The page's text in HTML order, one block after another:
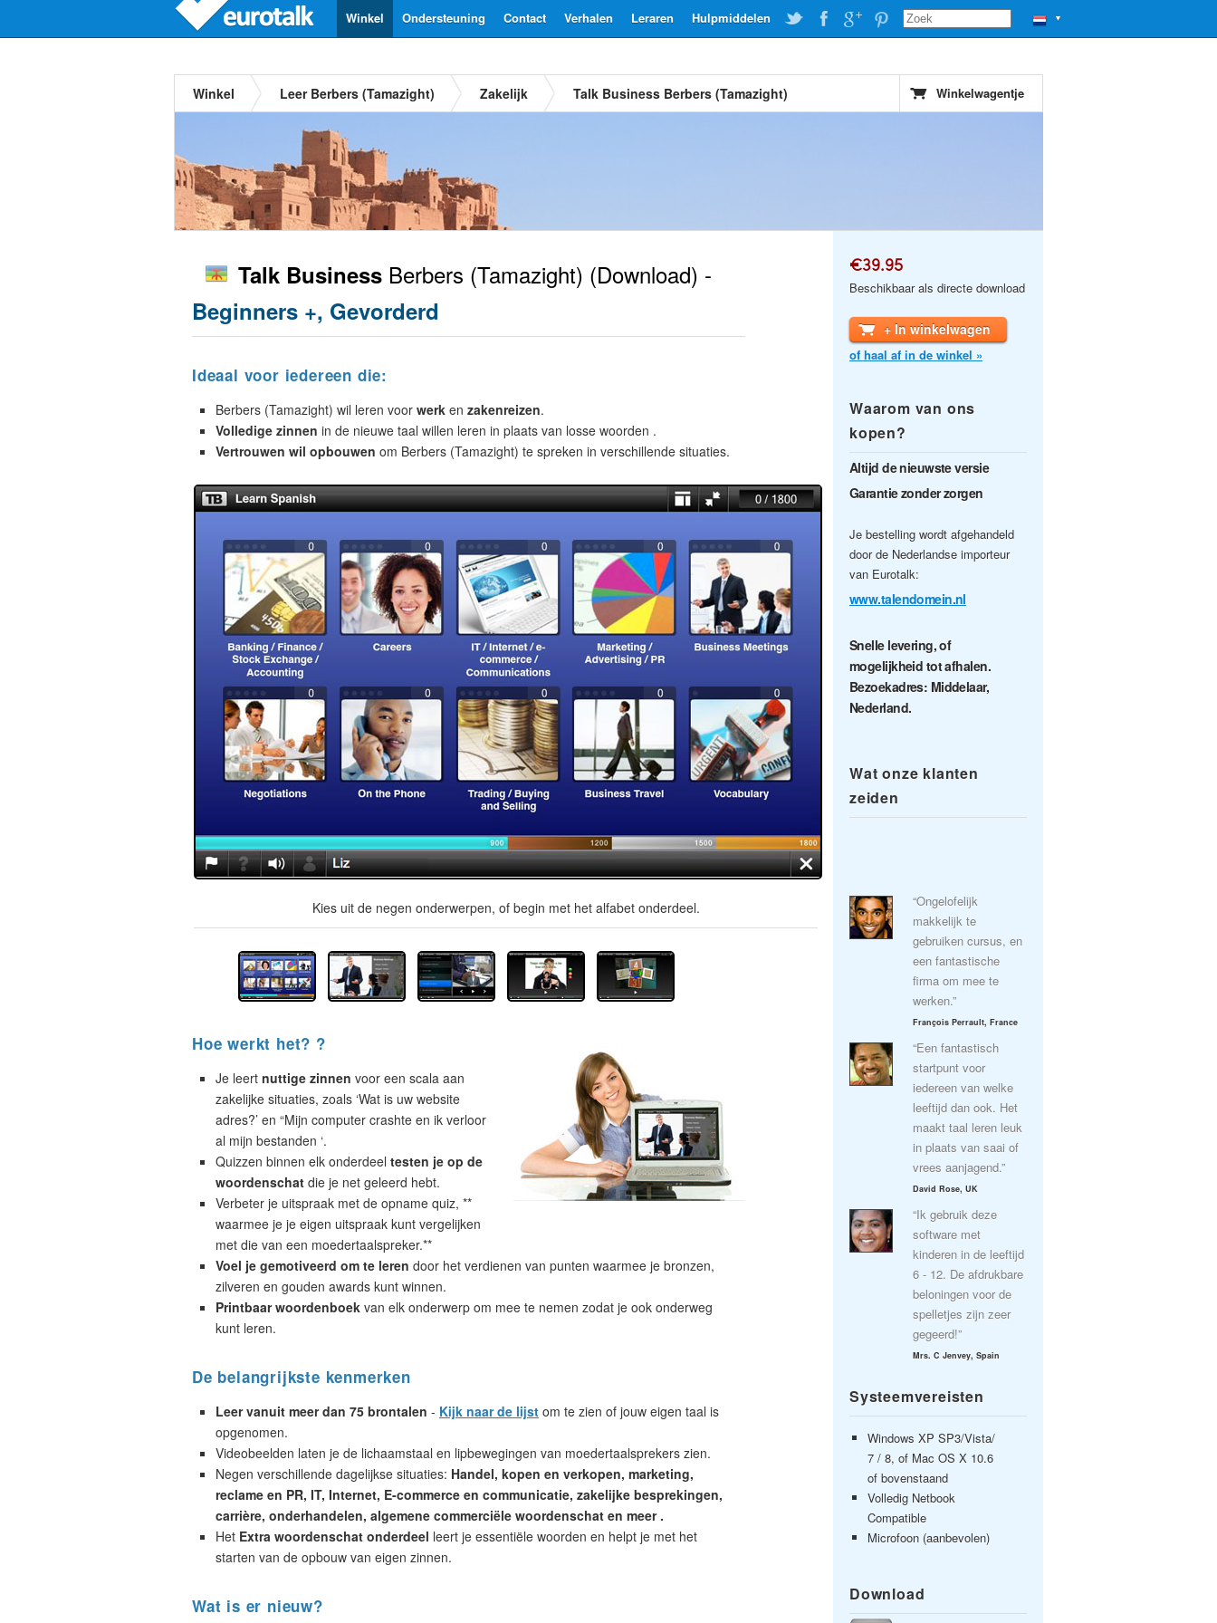
▼
Hulpmiddelen
Leraren
Verhalen
Contact
Ondersteuning
Winkel
Winkel Leer Berbers (Tamazight) Zakelijk Talk Business Berbers (Tamazight) Winkelwagentje
Talk Business Berbers (Tamazight) (Download) -
Beginners +, Gevorderd
Ideaal voor iedereen die:
Berbers (Tamazight) wil leren voor werk en zakenreizen.
Volledige zinnen in de nieuwe taal willen leren in plaats van losse woorden .
Vertrouwen wil opbouwen om Berbers (Tamazight) te spreken in verschillende situaties.
Kies uit de negen onderwerpen, of begin met het alfabet onderdeel.
Hoe werkt het? ?
Je leert nuttige zinnen voor een scala aan
zakelijke situaties, zoals ‘Wat is uw website
adres?’ en “Mijn computer crashte en ik verloor
al mijn bestanden ‘.
Quizzen binnen elk onderdeel testen je op de
woordenschat die je net geleerd hebt.
Verbeter je uitspraak met de opname quiz, **
waarmee je je eigen uitspraak kunt vergelijken
met die van een moedertaalspreker.**
Voel je gemotiveerd om te leren door het verdienen van punten waarmee je bronzen,
zilveren en gouden awards kunt winnen.
Printbaar woordenboek van elk onderwerp om mee te nemen zodat je ook onderweg
kunt leren.
De belangrijkste kenmerken
Leer vanuit meer dan 75 brontalen - Kijk naar de lijst om te zien of jouw eigen taal is
opgenomen.
Videobeelden laten je de lichaamstaal en lipbewegingen van moedertaalsprekers zien.
Negen verschillende dagelijkse situaties: Handel, kopen en verkopen, marketing,
reclame en PR, IT, Internet, E-commerce en communicatie, zakelijke besprekingen,
carrière, onderhandelen, algemene commerciële woordenschat en meer .
Het Extra woordenschat onderdeel leert je essentiële woorden en helpt je met het
starten van de opbouw van eigen zinnen.
Wat is er nieuw?
€39.95
Beschikbaar als directe download
+ In winkelwagen
of haal af in de winkel »
Waarom van ons
kopen?
Altijd de nieuwste versie
Garantie zonder zorgen
Je bestelling wordt afgehandeld
door de Nederlandse importeur
van Eurotalk:
www.talendomein.nl
Snelle levering, of
mogelijkheid tot afhalen.
Bezoekadres: Middelaar,
Nederland.
Wat onze klanten
zeiden
“Ongelofelijk
makkelijk te
gebruiken cursus, en
een fantastische
firma om mee te
werken.”
François Perrault, France
“Een fantastisch
startpunt voor
iedereen van welke
leeftijd dan ook. Het
maakt taal leren leuk
in plaats van saai of
vrees aanjagend.”
David Rose, UK
“Ik gebruik deze
software met
kinderen in de leeftijd
6 - 12. De afdrukbare
beloningen voor de
spelletjes zijn zeer
gegeerd!”
Mrs. C Jenvey, Spain
Systeemvereisten
Windows XP SP3/Vista/
7 / 8, of Mac OS X 10.6
of bovenstaand
Volledig Netbook
Compatible
Microfoon (aanbevolen)
Download